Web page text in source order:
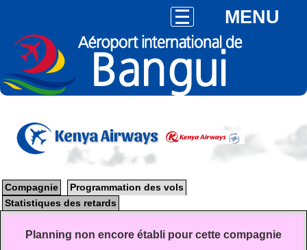
MENU
Kenya Airways
Compagnie
Programmation des vols
Statistiques des retards
Planning non encore établi pour cette compagnie